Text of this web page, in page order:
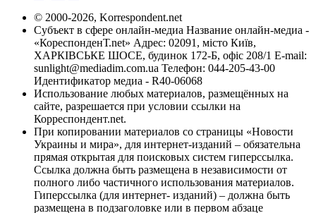
© 2000-2026, Korrespondent.net
Субъект в сфере онлайн-медиа Название онлайн-медиа -
«КореспонденТ.net» Адрес: 02091, місто Київ,
ХАРКІВСЬКЕ ШОСЕ, будинок 172-Б, офіс 208/1 E-mail:
sunlight@mediadim.com.ua Телефон: 044-205-43-00
Идентификатор медиа - R40-06068
Использование любых материалов, размещённых на
сайте, разрешается при условии ссылки на
Корреспондент.net.
При копировании материалов со страницы «Новости
Украины и мира», для интернет-изданий – обязательна
прямая открытая для поисковых систем гиперссылка.
Ссылка должна быть размещена в независимости от
полного либо частичного использования материалов.
Гиперссылка (для интернет- изданий) – должна быть
размещена в подзаголовке или в первом абзаце